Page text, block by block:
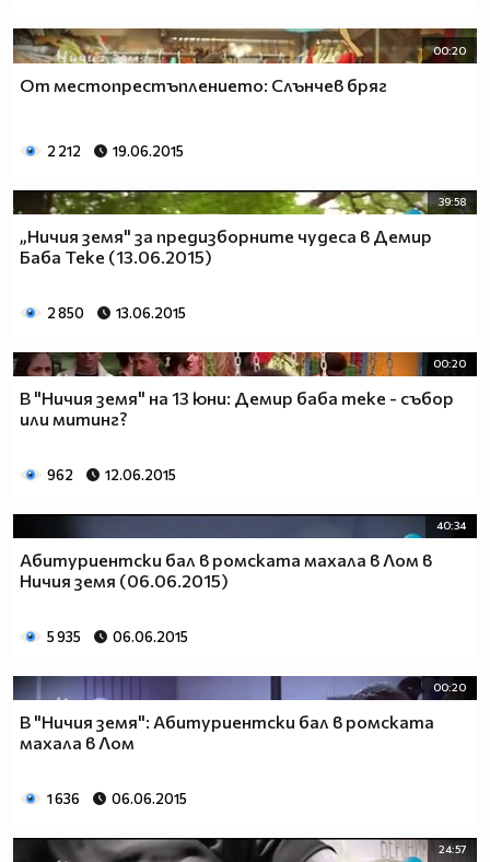
00:20
От местопрестъплението: Слънчев бряг
2 212 19.06.2015
39:58
„Ничия земя" за предизборните чудеса в Демир
Баба Теке (13.06.2015)
2 850 13.06.2015
00:20
В "Ничия земя" на 13 юни: Демир баба теке - събор
или митинг?
962 12.06.2015
40:34
Абитуриентски бал в ромската махала в Лом в
Ничия земя (06.06.2015)
5 935 06.06.2015
00:20
В "Ничия земя": Абитуриентски бал в ромската
махала в Лом
1 636 06.06.2015
24:57